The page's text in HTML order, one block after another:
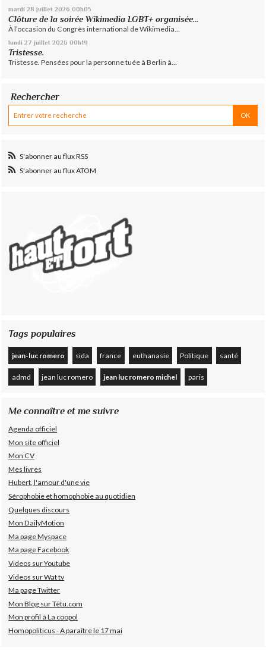
mardi 28 juillet 2026 00h05
Clôture de la soirée Wikimedia LGBT+ organisée...
À l’occasion du Congrès international de Wikimedia...
lundi 27 juillet 2026 00h19
Tristesse.
Tristesse. Pensées pour la personne tuée à Berlin à...
Rechercher
S'abonner au flux RSS
S'abonner au flux ATOM
Tags populaires
jean-luc romero sida france euthanasie Politique santé
admd jean luc romero jean luc romero michel paris
Me connaître et me suivre
Agenda officiel
Mon site officiel
Mon CV
Mes livres
Hubert, l'amour d'une vie
Sérophobie et homophobie au quotidien
Quelques discours
Mon DailyMotion
Ma page Myspace
Ma page Facebook
Videos sur Youtube
Videos sur Wat tv
Ma page Twitter
Mon Blog sur Têtu.com
Mon profil à La coopol
Homopoliticus - A paraître le 17 mai